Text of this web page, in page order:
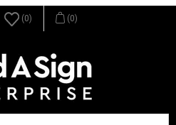
(0) (0)